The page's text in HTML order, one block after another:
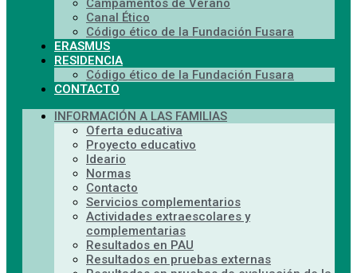
Campamentos de Verano
Canal Ético
Código ético de la Fundación Fusara
ERASMUS
RESIDENCIA
Código ético de la Fundación Fusara
CONTACTO
INFORMACIÓN A LAS FAMILIAS
Oferta educativa
Proyecto educativo
Ideario
Normas
Contacto
Servicios complementarios
Actividades extraescolares y
complementarias
Resultados en PAU
Resultados en pruebas externas